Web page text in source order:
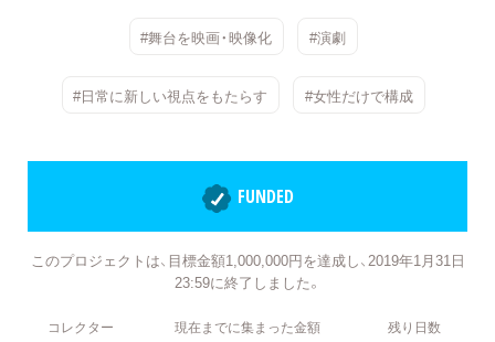
#舞台を映画・映像化 #演劇
#日常に新しい視点をもたらす #女性だけで構成
FUNDED
このプロジェクトは、目標金額1,000,000円を達成し、2019年1月31日
23:59に終了しました。
コレクター 現在までに集まった金額 残り日数